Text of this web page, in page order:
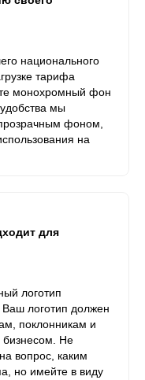
национального
тарифа
монохромный фон
мы
фоном,
на
для
логотип
логотип должен
поклонникам и
бизнесом. Не
вопрос, каким
но имейте в виду